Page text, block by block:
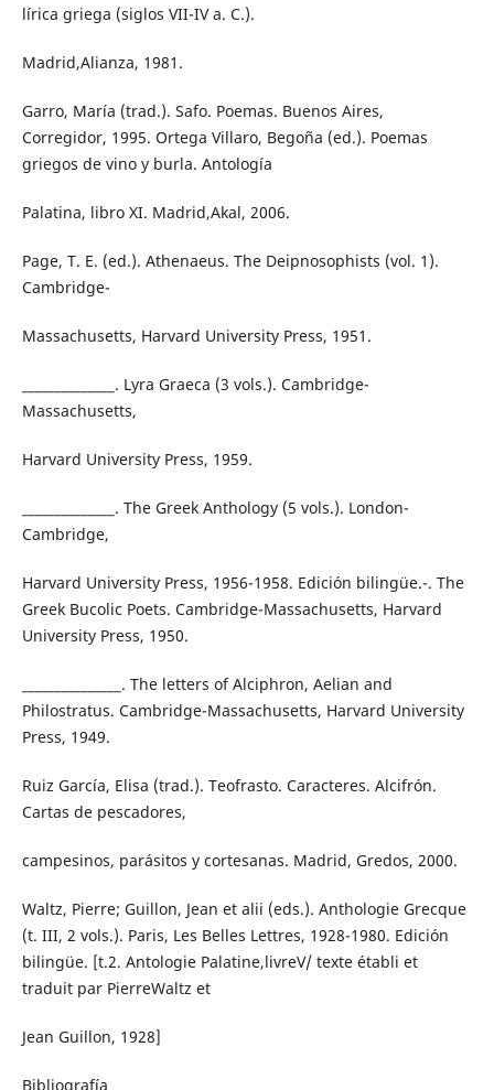
lírica griega (siglos VII-IV a. C.).
Madrid,Alianza, 1981.
Garro, María (trad.). Safo. Poemas. Buenos Aires,
Corregidor, 1995. Ortega Villaro, Begoña (ed.). Poemas
griegos de vino y burla. Antología
Palatina, libro XI. Madrid,Akal, 2006.
Page, T. E. (ed.). Athenaeus. The Deipnosophists (vol. 1).
Cambridge-
Massachusetts, Harvard University Press, 1951.
______________. Lyra Graeca (3 vols.). Cambridge-
Massachusetts,
Harvard University Press, 1959.
______________. The Greek Anthology (5 vols.). London-
Cambridge,
Harvard University Press, 1956-1958. Edición bilingüe.-. The
Greek Bucolic Poets. Cambridge-Massachusetts, Harvard
University Press, 1950.
_______________. The letters of Alciphron, Aelian and
Philostratus. Cambridge-Massachusetts, Harvard University
Press, 1949.
Ruiz García, Elisa (trad.). Teofrasto. Caracteres. Alcifrón.
Cartas de pescadores,
campesinos, parásitos y cortesanas. Madrid, Gredos, 2000.
Waltz, Pierre; Guillon, Jean et alii (eds.). Anthologie Grecque
(t. III, 2 vols.). Paris, Les Belles Lettres, 1928-1980. Edición
bilingüe. [t.2. Antologie Palatine,livreV/ texte établi et
traduit par PierreWaltz et
Jean Guillon, 1928]
Bibliografía